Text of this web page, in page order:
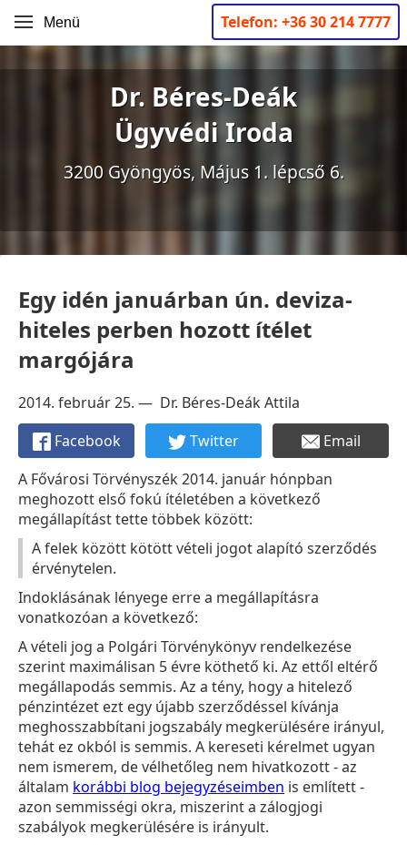
Telefon: +36 30 214 7777
Menü
Dr. Béres-Deák
Ügyvédi Iroda
3200 Gyöngyös, Május 1. lépcső 6.
Egy idén januárban ún. deviza-
hiteles perben hozott ítélet
margójára
2014. február 25. — Dr. Béres-Deák Attila
Facebook
Twitter
Email
A Fővárosi Törvényszék 2014. január hónpban
meghozott első fokú ítéletében a következő
megállapítást tette többek között:
A felek között kötött vételi jogot alapító szerződés
érvénytelen.
Indoklásának lényege erre a megállapításra
vonatkozóan a következő:
A vételi jog a Polgári Törvénykönyv rendelkezése
szerint maximálisan 5 évre köthető ki. Az ettől eltérő
megállapodás semmis. Az a tény, hogy a hitelező
pénzintézet ezt egy újabb szerződéssel kívánja
meghosszabbítani jogszabály megkerülésére irányul,
tehát ez okból is semmis. A kereseti kérelmet ugyan
nem ismerem, de vélhetőleg nem hivatkozott - az
általam korábbi blog bejegyzéseimben is említett -
azon semmisségi okra, miszerint a zálogjogi
szabályok megkerülésére is irányult.